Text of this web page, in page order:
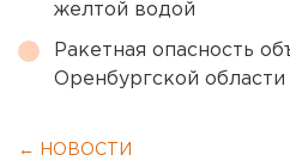
желтой водой
Ракетная опасность
Оренбургской
← НОВОСТИ